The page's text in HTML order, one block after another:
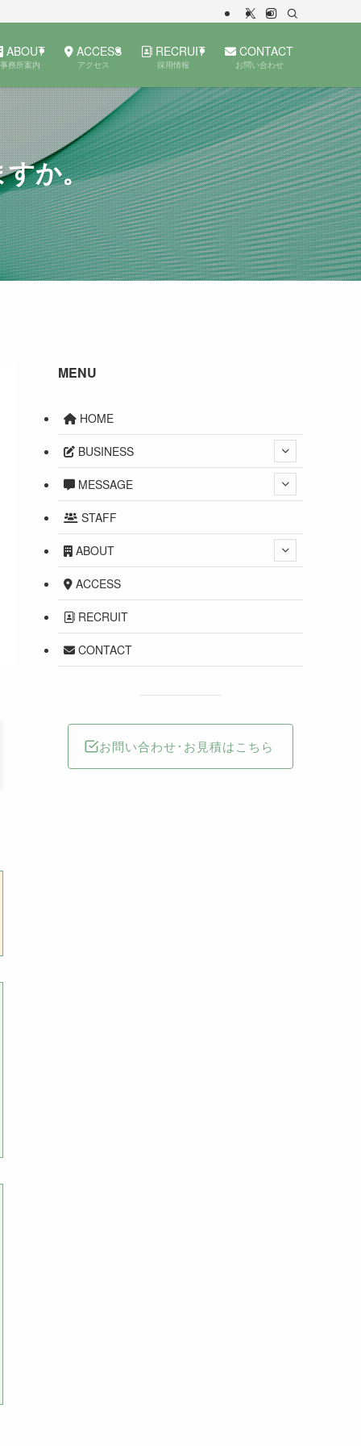
ABOUT
事務所案内
ACCESS
アクセス
RECRUIT
採用情報
CONTACT
お問い合わせ
すか。
MENU
HOME
BUSINESS
MESSAGE
STAFF
ABOUT
ACCESS
RECRUIT
CONTACT
お問い合わせ･お見積はこちら